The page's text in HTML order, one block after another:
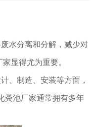
水分离和分解，减少对
显得尤为重要。
、制造、安装等方面，
粪池厂家通常拥有多年